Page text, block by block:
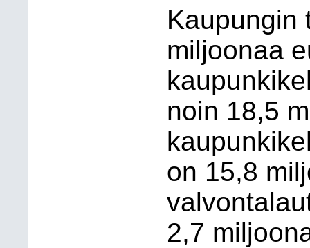
Kaupungin
miljoonaa
noin 18,5
on 15,8
2,7